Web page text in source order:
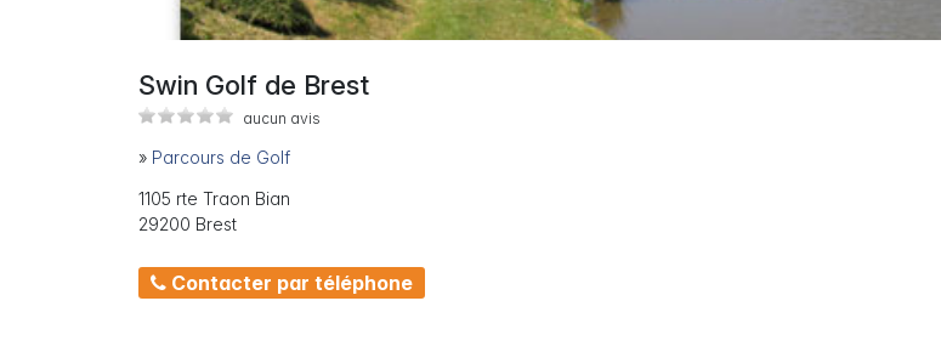
Swin Golf de Brest
aucun avis
» Parcours de Golf
1105 rte Traon Bian
29200 Brest
Contacter par téléphone